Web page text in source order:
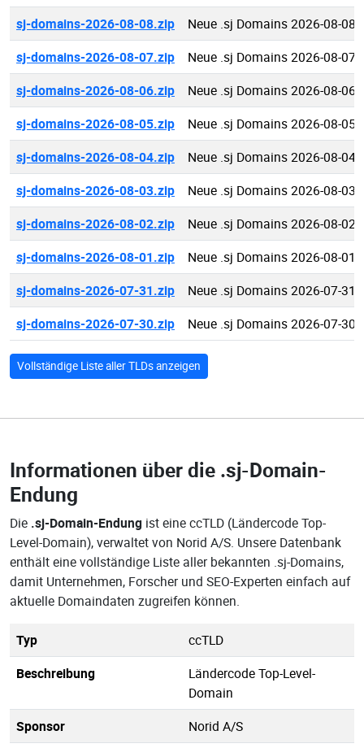
sj-domains-2026-08-08.zip
Neue .sj Domains 2026-08-08
sj-domains-2026-08-07.zip
Neue .sj Domains 2026-08-07
sj-domains-2026-08-06.zip
Neue .sj Domains 2026-08-06
sj-domains-2026-08-05.zip
Neue .sj Domains 2026-08-05
sj-domains-2026-08-04.zip
Neue .sj Domains 2026-08-04
sj-domains-2026-08-03.zip
Neue .sj Domains 2026-08-03
sj-domains-2026-08-02.zip
Neue .sj Domains 2026-08-02
sj-domains-2026-08-01.zip
Neue .sj Domains 2026-08-01
sj-domains-2026-07-31.zip
Neue .sj Domains 2026-07-31
sj-domains-2026-07-30.zip
Neue .sj Domains 2026-07-30
Vollständige Liste aller TLDs anzeigen
Informationen über die .sj-Domain-
Endung
Die .sj-Domain-Endung ist eine ccTLD (Ländercode Top-
Level-Domain), verwaltet von Norid A/S. Unsere Datenbank
enthält eine vollständige Liste aller bekannten .sj-Domains,
damit Unternehmen, Forscher und SEO-Experten einfach auf
aktuelle Domaindaten zugreifen können.
Typ
ccTLD
Beschreibung
Ländercode Top-Level-
Domain
Sponsor
Norid A/S